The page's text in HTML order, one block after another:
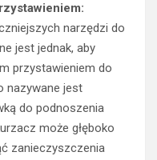
narzędzi do
jest jednak, aby
przystawieniem do
nazywane jest
do podnoszenia
może głęboko
zanieczyszczenia